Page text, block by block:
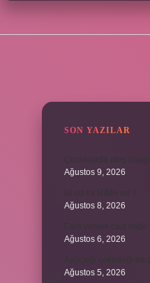
SON YAZILAR
Ağustos 9, 2026
Ağustos 8, 2026
Ağustos 6, 2026
Ağustos 5, 2026